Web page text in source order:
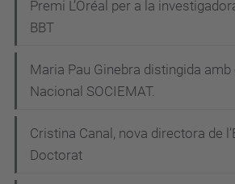
Premi L’Oréal per a la
BBT
Maria Pau Ginebra distingida amb
Nacional SOCIEMAT.
Cristina Canal, nova directora de
Doctorat